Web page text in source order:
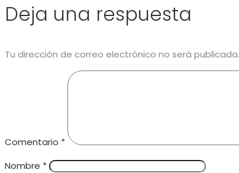
Deja una respuesta
Tu dirección de correo electrónico no será publicada.
Comentario *
Nombre *